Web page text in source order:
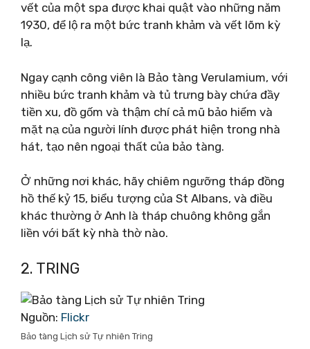
vết của một spa được khai quật vào những năm
1930, để lộ ra một bức tranh khảm và vết lõm kỳ
lạ.
Ngay cạnh công viên là Bảo tàng Verulamium, với
nhiều bức tranh khảm và tủ trưng bày chứa đầy
tiền xu, đồ gốm và thậm chí cả mũ bảo hiểm và
mặt nạ của người lính được phát hiện trong nhà
hát, tạo nên ngoại thất của bảo tàng.
Ở những nơi khác, hãy chiêm ngưỡng tháp đồng
hồ thế kỷ 15, biểu tượng của St Albans, và điều
khác thường ở Anh là tháp chuông không gắn
liền với bất kỳ nhà thờ nào.
2. TRING
Nguồn: Flickr
Bảo tàng Lịch sử Tự nhiên Tring